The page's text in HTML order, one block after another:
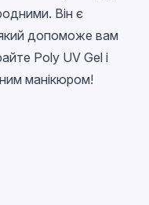
Він є
який допоможе вам
Poly UV Gel і
манікюром!